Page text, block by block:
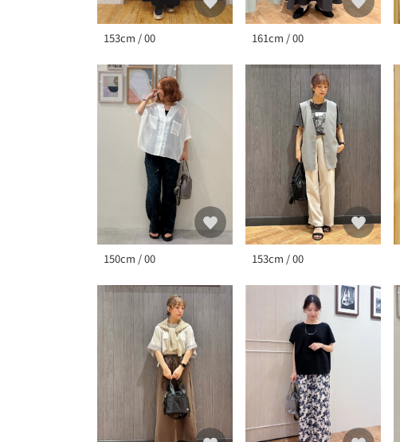
153cm / 00 161cm / 00
150cm / 00 153cm / 00